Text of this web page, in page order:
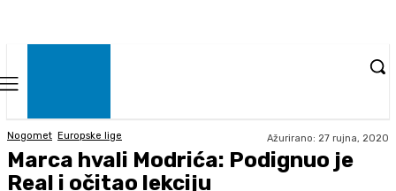
Nogomet Europske lige Ažurirano: 27 rujna, 2020
Marca hvali Modrića: Podignuo je
Real i očitao lekciju